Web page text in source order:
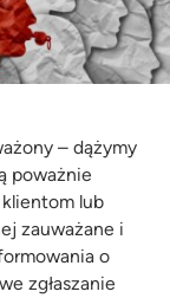
– dążymy
poważnie
lub
zauważane i
o
zgłaszanie